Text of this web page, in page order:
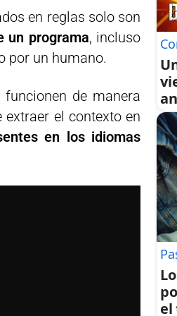
en reglas solo son
un programa, incluso
por un humano.
de manera
el contexto en
en los idiomas
el